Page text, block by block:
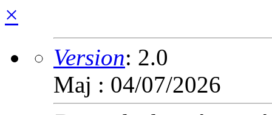
×
Version: 2.0
Maj : 04/07/2026